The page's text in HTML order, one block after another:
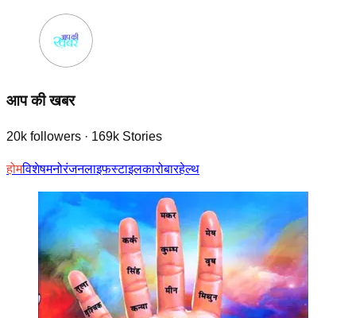
आप की खबर
20k followers · 169k Stories
होमविशेषमनोरंजनलाइफस्टाइलकारोबारहेल्थ